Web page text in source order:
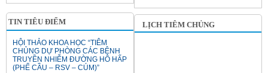
TIN TIÊU ĐIỂM
HỘI THẢO KHOA HỌC “TIÊM
CHỦNG DỰ PHÒNG CÁC BỆNH
TRUYỀN NHIỄM ĐƯỜNG HÔ HẤP
(PHẾ CẦU – RSV – CÚM)”
LỊCH TIÊM CHỦNG